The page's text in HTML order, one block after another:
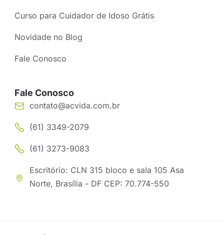
Curso para Cuidador de Idoso Grátis
Novidade no Blog
Fale Conosco
Fale Conosco
contato@acvida.com.br
(61) 3349-2079
(61) 3273-9083
Escritório: CLN 315 bloco e sala 105 Asa
Norte, Brasília - DF CEP: 70.774-550